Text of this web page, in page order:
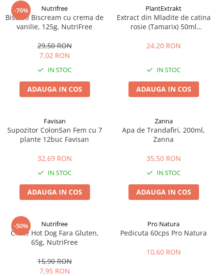
-76% Nutrifree
Biscuiti Biscream cu crema de
vanilie, 125g, NutriFree
29,50 RON
7,02 RON
IN STOC
ADAUGA IN COS
PlantExtrakt
Extract din Mladite de catina
rosie (Tamarix) 50ml
24,20 RON
IN STOC
ADAUGA IN COS
Favisan
Supozitor ColonSan Fem cu 7
plante 12buc Favisan
32,69 RON
IN STOC
ADAUGA IN COS
Zanna
Apa de Trandafiri, 200ml,
Zanna
35,50 RON
IN STOC
ADAUGA IN COS
-50% Nutrifree
Chifle Hot Dog Fara Gluten,
65g, NutriFree
15,90 RON
7,95 RON
Pro Natura
Pedicuta 60cps Pro Natura
10,60 RON